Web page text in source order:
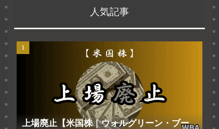
人気記事
上場廃止【米国株｜ウォルグリーン・ブー